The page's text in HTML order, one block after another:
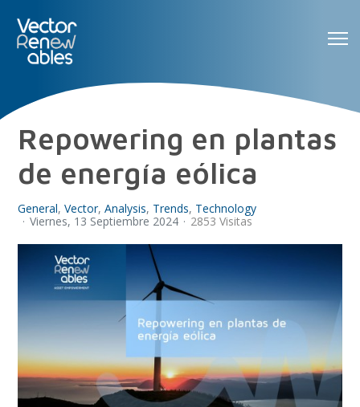
Repowering en plantas
de energía eólica
General Vector Analysis Trends Technology
Viernes, 13 Septiembre 2024
2853 Visitas